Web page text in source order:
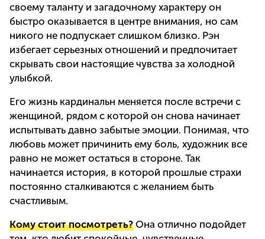
своему таланту и загадочному характеру он
быстро оказывается в центре внимания, но сам
никого не подпускает слишком близко. Рэн
избегает серьезных отношений и предпочитает
скрывать свои настоящие чувства за холодной
улыбкой.
Его жизнь кардинальн меняется после встречи с
женщиной, рядом с которой он снова начинает
испытывать давно забытые эмоции. Понимая, что
любовь может причинить ему боль, художник все
равно не может остаться в стороне. Так
начинается история, в которой прошлые страхи
постоянно сталкиваются с желанием быть
счастливым.
Кому стоит посмотреть? Она отлично подойдет